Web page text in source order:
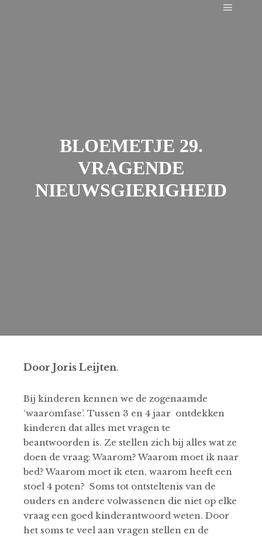
BLOEMETJE 29.
VRAGENDE
NIEUWSGIERIGHEID
Door Joris Leijten.
Bij kinderen kennen we de zogenaamde
‘waaromfase’. Tussen 3 en 4 jaar ontdekken
kinderen dat alles met vragen te
beantwoorden is. Ze stellen zich bij alles wat ze
doen de vraag: Waarom? Waarom moet ik naar
bed? Waarom moet ik eten, waarom heeft een
stoel 4 poten? Soms tot ontsteltenis van de
ouders en andere volwassenen die niet op elke
vraag een goed kinderantwoord weten. Door
het soms te veel aan vragen stellen en de